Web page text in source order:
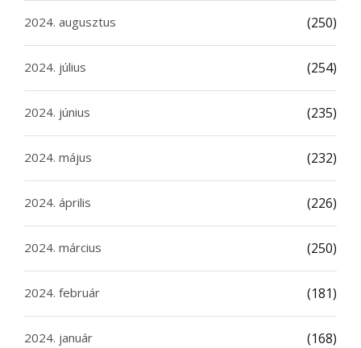
2024. augusztus (250)
2024. július (254)
2024. június (235)
2024. május (232)
2024. április (226)
2024. március (250)
2024. február (181)
2024. január (168)